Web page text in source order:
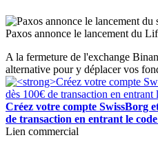
Paxos annonce le lancement du
A la fermeture de l'exchange
alternative pour y déplacer vos
Créez votre compte SwissBorg
de transaction en entrant le
Lien commercial